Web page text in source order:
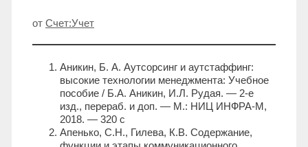
от Счет:Учет
Аникин, Б. А. Аутсорсинг и аутстаффинг:
высокие технологии менеджмента: Учебное
пособие / Б.А. Аникин, И.Л. Рудая. — 2-e
изд., перераб. и доп. — М.: НИЦ ИНФРА-М,
2018. — 320 с
Апенько, С.Н., Гилева, К.В. Содержание,